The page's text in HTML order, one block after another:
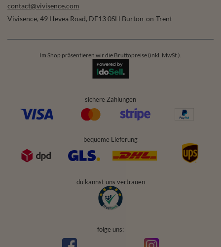
contact@vivisence.com
Vivisence, 49 Hevea Road, DE13 0SH Burton-on-Trent
Im Shop präsentieren wir die Bruttopreise (inkl. MwSt.).
sichere Zahlungen
bequeme Lieferung
du kannst uns vertrauen
folge uns: